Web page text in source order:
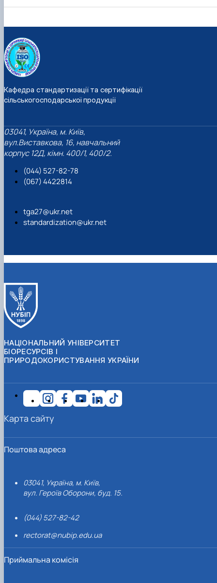
Кафедра стандартизації та сертифікації
сільськогосподарської продукції
03041, Україна, м. Київ,
вул.Виставкова, 16, навчальний
корпус 12Д, кімн. 400/1, 400/2.
(044) 527-82-78
(067) 4422814
tga27@ukr.net
standardization@ukr.net
НАЦІОНАЛЬНИЙ УНІВЕРСИТЕТ
БІОРЕСУРСІВ І
ПРИРОДОКОРИСТУВАННЯ УКРАЇНИ
Поштова адреса
03041, Україна, м. Київ,
вул. Героїв Оборони, буд. 15.
(044) 527-82-42
rectorat@nubip.edu.ua
Приймальна комісія
Карта сайту